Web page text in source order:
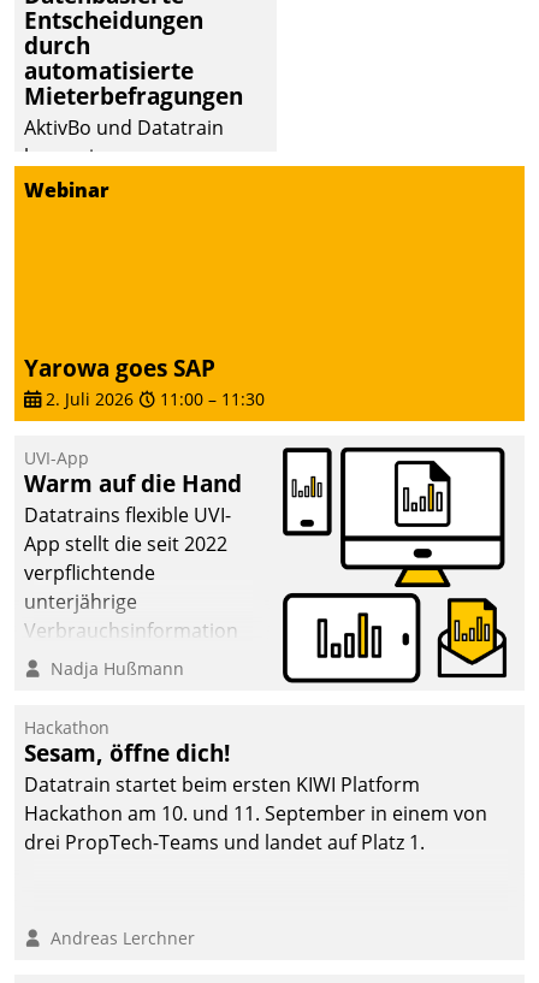
deutscher
Wohnungsunternehmen
– und beschleunigt damit
den Weg vom
Mieteranliegen zum
Dienstleisterauftrag.
Entscheidungen
durch
automatisierte
Mieterbefragungen
AktivBo und Datatrain
kooperieren –
Immobilienunternehmen
zielgerichtete
Mieterbefragungen – eine
starke Grundlage für
datengestützte
Entscheidungen.
Webinar
Yarowa goes SAP
2. Juli 2026 11:00 – 11:30
UVI-App
Warm auf die Hand
Datatrains flexible UVI-
App stellt die seit 2022
verpflichtende
unterjährige
Verbrauchsinformation
schnell, zuverlässig und
Die monatlichen
Mitteilungen zum
Heizungs- und
Wasserverbrauch gehen
automatisiert, vollständig
und auf Wunsch über
Kommunikationswege bei
Nadja Hußmann
Hackathon
Sesam, öffne dich!
Datatrain startet beim ersten KIWI Platform
Hackathon am 10. und 11. September in einem von
drei PropTech-Teams und landet auf Platz 1.
Andreas Lerchner